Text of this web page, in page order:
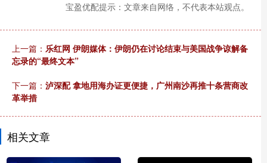
宝盈优配提示：文章来自网络，不代表本站观点。
上一篇： 乐红网 伊朗媒体：伊朗仍在讨论结束与美国战争谅解备
忘录的“最终文本”
下一篇： 泸深配 拿地用海办证更便捷，广州南沙再推十条营商改
革举措
相关文章